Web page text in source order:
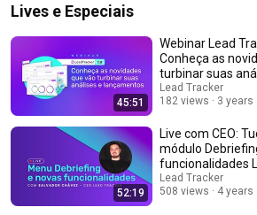
Lives e Especiais
45:51
Webinar Lead
Conheça as
turbinar suas
lançamentos
Lead Tracker
182 views
3 years
52:19
Live com CEO:
módulo
funcionalidades
Lead Tracker
508 views
4 years